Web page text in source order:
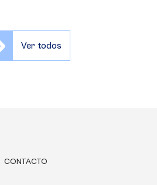
Ver todos
CONTACTO